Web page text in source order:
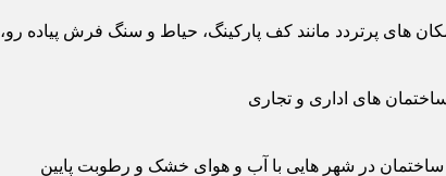
های پرتردد مانند کف پارکینگ، حیاط و سنگ فرش پیاده رو،
های اداری و تجاری
ساختمان در شهر هایی با آب و هوای خشک و رطوبت پایین